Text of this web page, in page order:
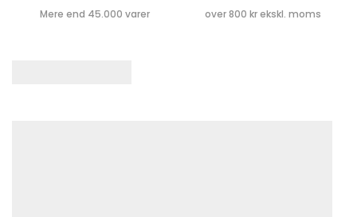
Mere end 45.000 varer over 800 kr ekskl. moms